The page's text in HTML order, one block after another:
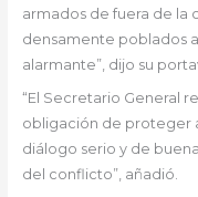
armados de fuera de la
densamente poblados
alarmante”, dijo su
“El Secretario General
obligación de proteger
diálogo serio y de
del conflicto”, añadió.